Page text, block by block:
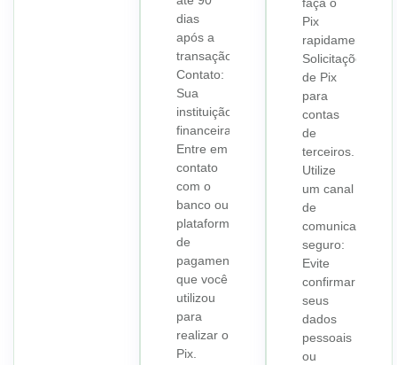
dias
após a
transação.
Contato:
Sua
instituição
financeira:
Entre em
contato
com o
banco ou
plataforma
de
pagamento
que você
utilizou
para
realizar o
Pix.
faça o
Pix
rapidamente.
Solicitações
de Pix
para
contas
de
terceiros.
Utilize
um canal
de
comunicação
seguro:
Evite
confirmar
seus
dados
pessoais
ou